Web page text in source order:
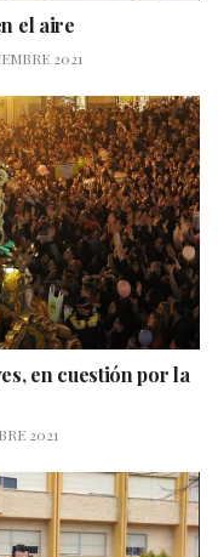
el aire
2021
en cuestión por la
2021